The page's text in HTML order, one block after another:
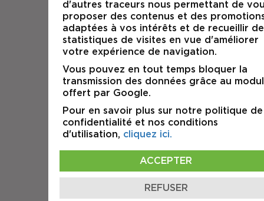
d'autres traceurs nous permettant de
proposer des contenus et des
adaptées à vos intérêts et de recueillir
statistiques de visites en vue d'améliorer
votre expérience de navigation.
Vous pouvez en tout temps bloquer la
transmission des données grâce au
offert par Google.
Pour en savoir plus sur notre politique de
confidentialité et nos conditions
d'utilisation, cliquez ici.
ACCEPTER
REFUSER